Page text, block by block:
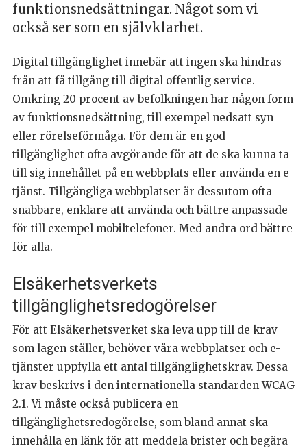
funktionsnedsättningar. Något som vi
också ser som en självklarhet.
Digital tillgänglighet innebär att ingen ska hindras
från att få tillgång till digital offentlig service.
Omkring 20 procent av befolkningen har någon form
av funktionsnedsättning, till exempel nedsatt syn
eller rörelseförmåga. För dem är en god
tillgänglighet ofta avgörande för att de ska kunna ta
till sig innehållet på en webbplats eller använda en e-
tjänst. Tillgängliga webbplatser är dessutom ofta
snabbare, enklare att använda och bättre anpassade
för till exempel mobiltelefoner. Med andra ord bättre
för alla.
Elsäkerhetsverkets
tillgänglighetsredogörelser
För att Elsäkerhetsverket ska leva upp till de krav
som lagen ställer, behöver våra webbplatser och e-
tjänster uppfylla ett antal tillgänglighetskrav. Dessa
krav beskrivs i den internationella standarden WCAG
2.1. Vi måste också publicera en
tillgänglighetsredogörelse, som bland annat ska
innehålla en länk för att meddela brister och begära